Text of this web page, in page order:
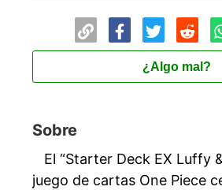
¿Algo mal?
Sobre
El “Starter Deck EX Luffy
juego de cartas One Piece